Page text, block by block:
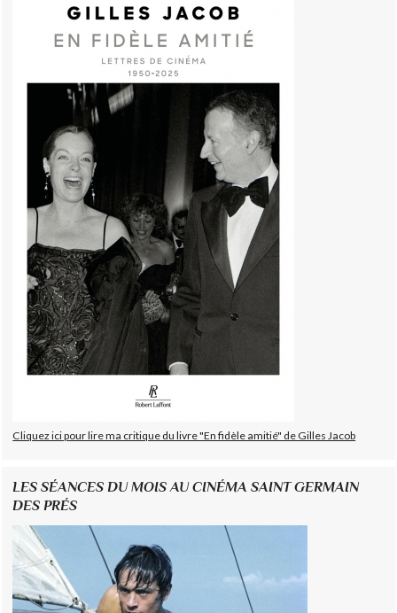
Cliquez ici pour lire ma critique du livre "En fidèle amitié" de Gilles Jacob
LES SÉANCES DU MOIS AU CINÉMA SAINT GERMAIN
DES PRÉS